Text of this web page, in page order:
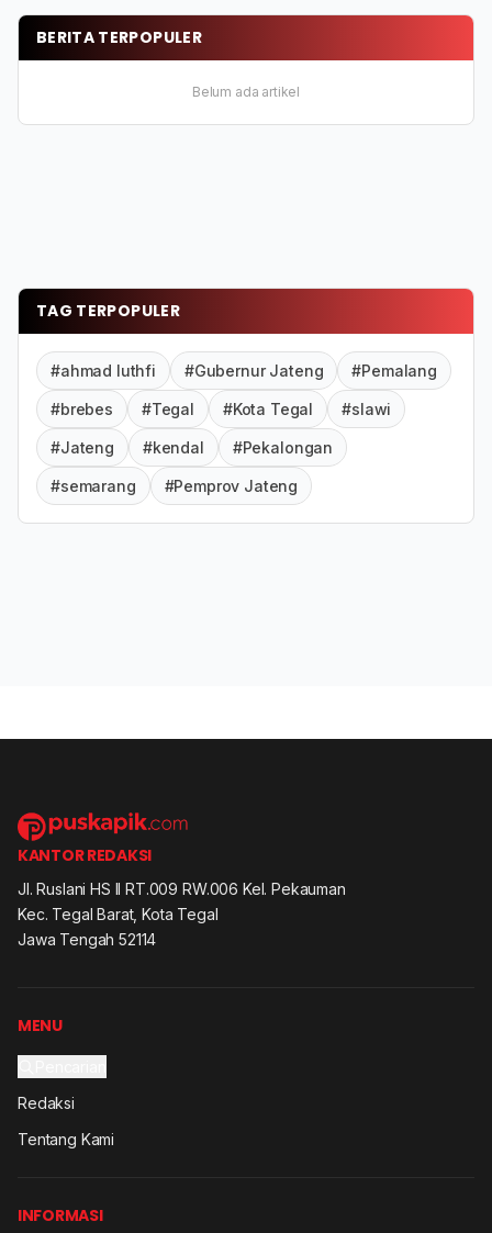
BERITA TERPOPULER
Belum ada artikel
TAG TERPOPULER
#ahmad luthfi #Gubernur Jateng #Pemalang
#brebes #Tegal #Kota Tegal #slawi
#Jateng #kendal #Pekalongan
#semarang #Pemprov Jateng
KANTOR REDAKSI
Jl. Ruslani HS II RT.009 RW.006 Kel. Pekauman
Kec. Tegal Barat, Kota Tegal
Jawa Tengah 52114
MENU
Redaksi
Tentang Kami
INFORMASI